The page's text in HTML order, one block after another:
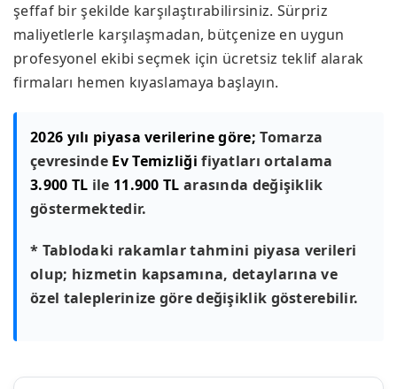
şeffaf bir şekilde karşılaştırabilirsiniz. Sürpriz
maliyetlerle karşılaşmadan, bütçenize en uygun
profesyonel ekibi seçmek için ücretsiz teklif alarak
firmaları hemen kıyaslamaya başlayın.
2026 yılı piyasa verilerine göre; Tomarza
çevresinde Ev Temizliği fiyatları ortalama
3.900 TL ile 11.900 TL arasında değişiklik
göstermektedir.
* Tablodaki rakamlar tahmini piyasa verileri
olup; hizmetin kapsamına, detaylarına ve
özel taleplerinize göre değişiklik gösterebilir.